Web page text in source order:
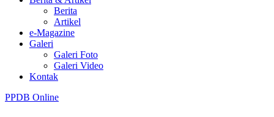
Berita
Artikel
e-Magazine
Galeri
Galeri Foto
Galeri Video
Kontak
PPDB Online